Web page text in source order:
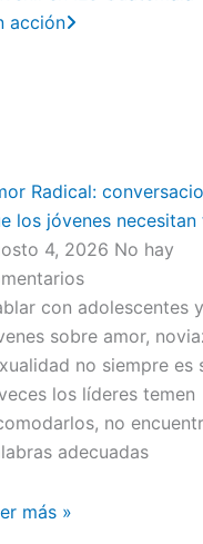
acción
Radical:
los jóvenes necesitan
4, 2026 No hay
con adolescentes y
sobre amor,
no siempre es
los líderes temen
no
adecuadas
más »